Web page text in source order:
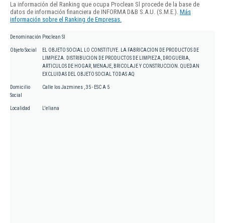
La información del Ranking que ocupa Proclean Sl procede de la base de
datos de información financiera de INFORMA D&B S.A.U. (S.M.E.). Más
información sobre el Ranking de Empresas.
Denominación Proclean Sl
Objeto Social
EL OBJETO SOCIAL LO CONSTITUYE. LA FABRICACION DE PRODUCTOS DE
LIMPIEZA. DISTRIBUCION DE PRODUCTOS DE LIMPIEZA, DROGUERIA,
ARTICULOS DE HOGAR, MENAJE, BRICOLAJE Y CONSTRUCCION. QUEDAN
EXCLUIDAS DEL OBJETO SOCIAL TODAS AQ
Domicilio
Social
Calle los Jazmines , 35 - ESC A 5
Localidad L'eliana